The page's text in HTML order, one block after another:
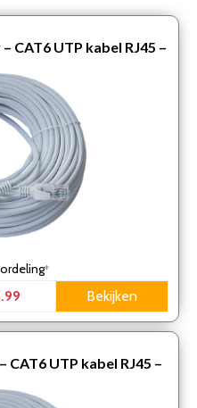
CAT6 UTP kabel RJ45 –
*
Bekijken
UTP kabel RJ45 –